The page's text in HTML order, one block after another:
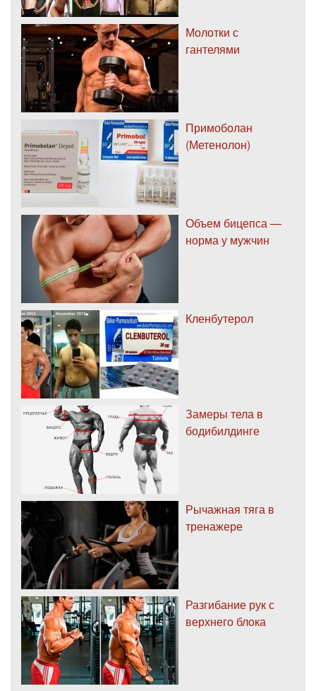
Молотки с
гантелями
Примоболан
(Метенолон)
Объем бицепса —
норма у мужчин
Кленбутерол
Замеры тела в
бодибилдинге
Рычажная тяга в
тренажере
Разгибание рук с
верхнего блока